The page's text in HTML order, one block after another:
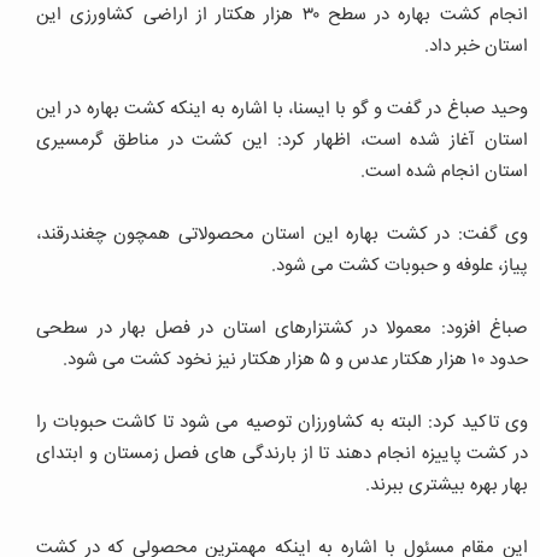
انجام کشت بهاره در سطح ۳۰ هزار هکتار از اراضی کشاورزی این
استان خبر داد.
وحید صباغ در گفت و گو با ایسنا، با اشاره به اینکه کشت بهاره در این
استان آغاز شده است، اظهار کرد: این کشت در مناطق گرمسیری
استان انجام شده است.
وی گفت: در کشت بهاره این استان محصولاتی همچون چغندرقند،
پیاز، علوفه و حبوبات کشت می شود.
صباغ افزود: معمولا در کشتزارهای استان در فصل بهار در سطحی
حدود ۱۰ هزار هکتار عدس و ۵ هزار هکتار نیز نخود کشت می شود.
وی تاکید کرد: البته به کشاورزان توصیه می شود تا کاشت حبوبات را
در کشت پاییزه انجام دهند تا از بارندگی های فصل زمستان و ابتدای
بهار بهره بیشتری ببرند.
این مقام مسئول با اشاره به اینکه مهمترین محصولی که در کشت